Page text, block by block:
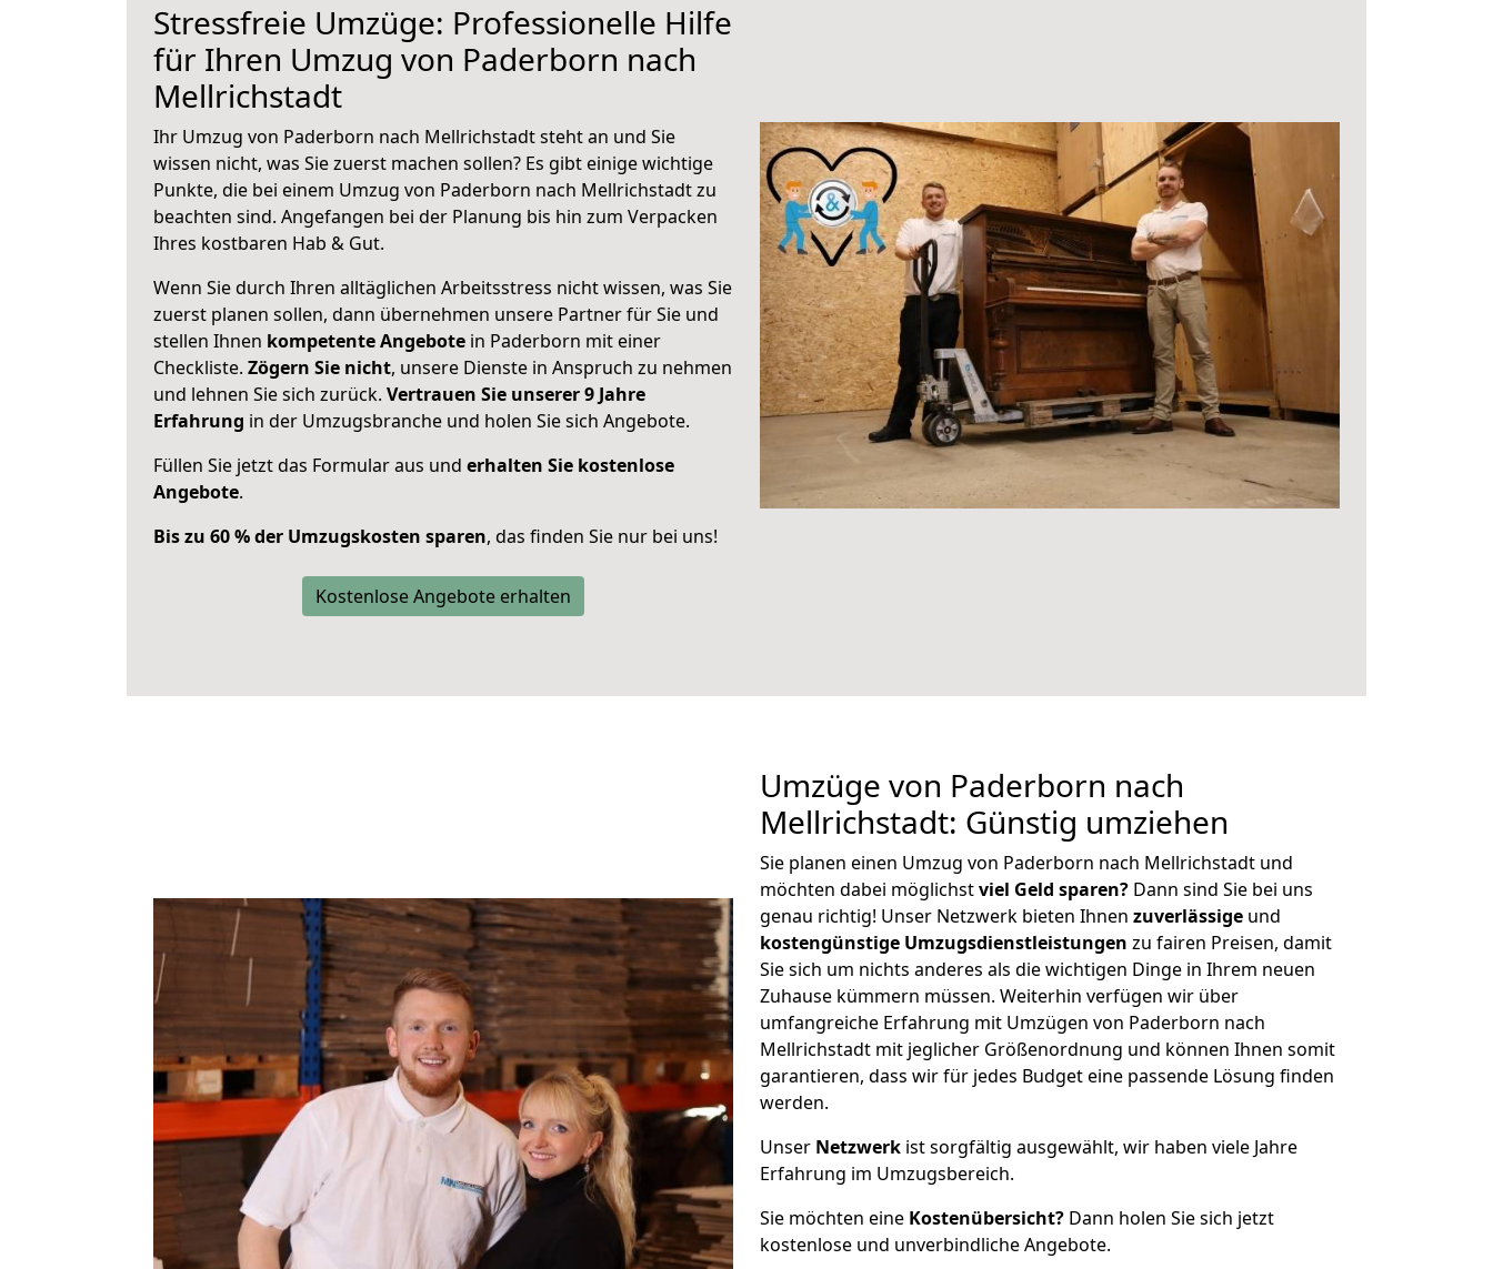
Stressfreie Umzüge: Professionelle Hilfe
für Ihren Umzug von Paderborn nach
Mellrichstadt
Ihr Umzug von Paderborn nach Mellrichstadt steht an und Sie
wissen nicht, was Sie zuerst machen sollen? Es gibt einige wichtige
Punkte, die bei einem Umzug von Paderborn nach Mellrichstadt zu
beachten sind. Angefangen bei der Planung bis hin zum Verpacken
Ihres kostbaren Hab & Gut.
Wenn Sie durch Ihren alltäglichen Arbeitsstress nicht wissen, was Sie
zuerst planen sollen, dann übernehmen unsere Partner für Sie und
stellen Ihnen kompetente Angebote in Paderborn mit einer
Checkliste. Zögern Sie nicht, unsere Dienste in Anspruch zu nehmen
und lehnen Sie sich zurück. Vertrauen Sie unserer 9 Jahre
Erfahrung in der Umzugsbranche und holen Sie sich Angebote.
Füllen Sie jetzt das Formular aus und erhalten Sie kostenlose
Angebote.
Bis zu 60 % der Umzugskosten sparen, das finden Sie nur bei uns!
Kostenlose Angebote erhalten
Umzüge von Paderborn nach
Mellrichstadt: Günstig umziehen
Sie planen einen Umzug von Paderborn nach Mellrichstadt und
möchten dabei möglichstviel Geld sparen? Dann sind Sie bei uns
genau richtig! Unser Netzwerk bieten Ihnen zuverlässige und
kostengünstige Umzugsdienstleistungen zu fairen Preisen, damit
Sie sich um nichts anderes als die wichtigen Dinge in Ihrem neuen
Zuhause kümmern müssen. Weiterhin verfügen wir über
umfangreiche Erfahrung mit Umzügen von Paderborn nach
Mellrichstadt mit jeglicher Größenordnung und können Ihnen somit
garantieren, dass wir für jedes Budget eine passende Lösung finden
werden.
Unser Netzwerk ist sorgfältig ausgewählt, wir haben viele Jahre
Erfahrung im Umzugsbereich.
Sie möchten eine Kostenübersicht? Dann holen Sie sich jetzt
kostenlose und unverbindliche Angebote.